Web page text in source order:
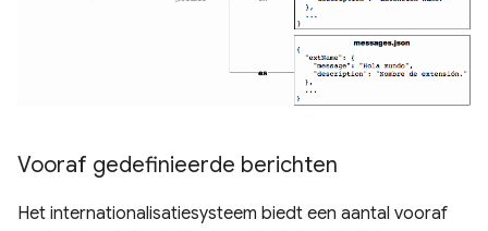
Vooraf gedefinieerde berichten
Het internationalisatiesysteem biedt een aantal vooraf